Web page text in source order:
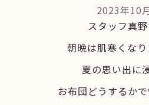
2023年10
スタッフ真野
朝晩は肌寒くな
夏の思い出に
お布団どうするかで